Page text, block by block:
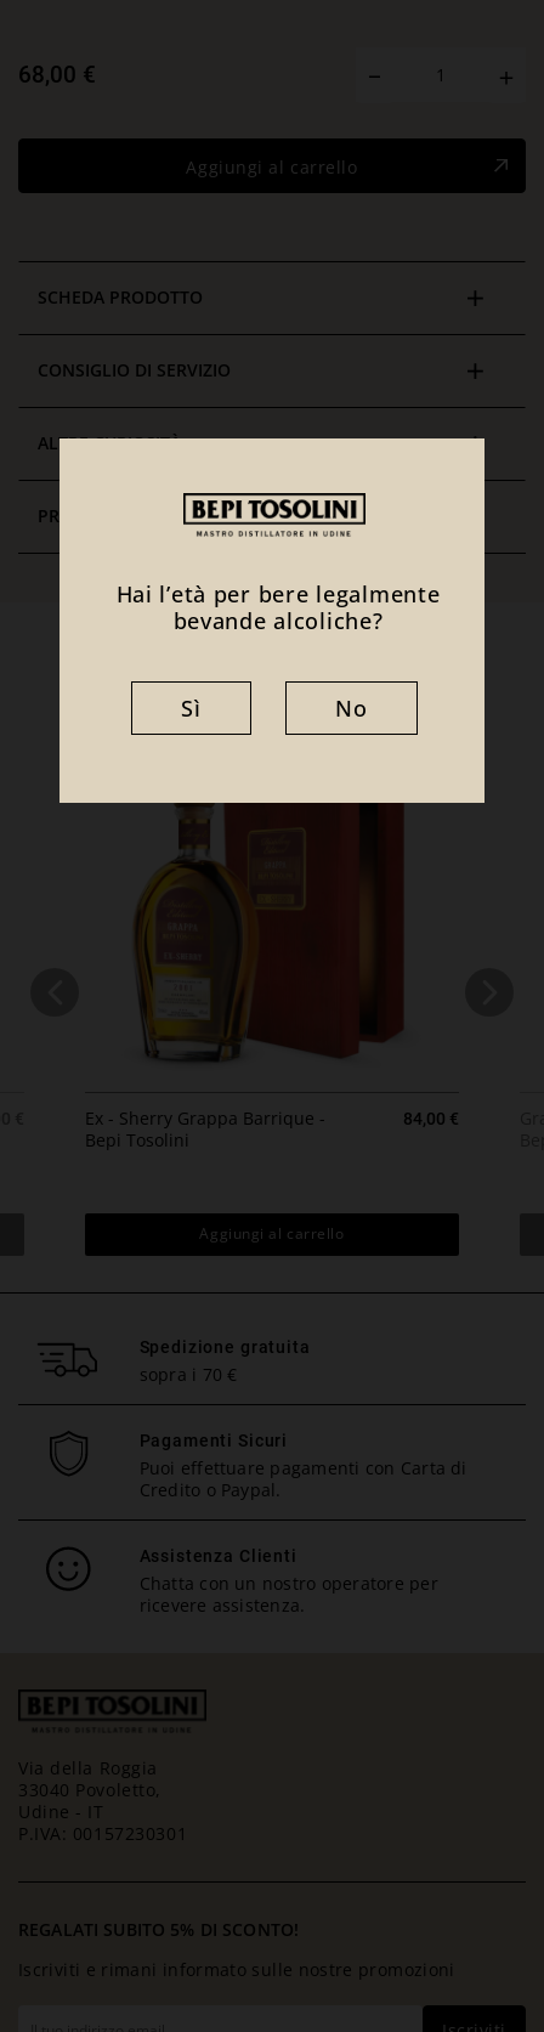
68,00 €
Aggiungi al carrello
SCHEDA PRODOTTO
CONSIGLIO DI SERVIZIO
ALTRE CURIOSITÀ
PREMI E PUNTEGGI
Ex - Sherry Grappa Barrique -
Bepi Tosolini
Prezzo
84,00 €
Aggiungi al carrello
Spedizione gratuita
sopra i 70 €
Pagamenti Sicuri
Puoi effettuare pagamenti con Carta di
Credito o Paypal.
Assistenza Clienti
Chatta con un nostro operatore per
ricevere assistenza.
Via della Roggia
33040 Povoletto,
Udine - IT
P.IVA: 00157230301
REGALATI SUBITO 5% DI SCONTO!
Iscriviti e rimani informato sulle nostre promozioni
Hai l’età per bere legalmente
bevande alcoliche?
No
Sì